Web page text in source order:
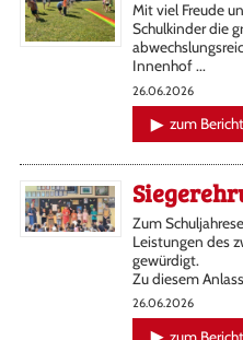
Mit viel Freude
Schulkinder die
Innenhof ...
26.06.2026
zum Bericht
Zum
Leistungen des
gewürdigt.
Zu diesem
26.06.2026
zum Bericht